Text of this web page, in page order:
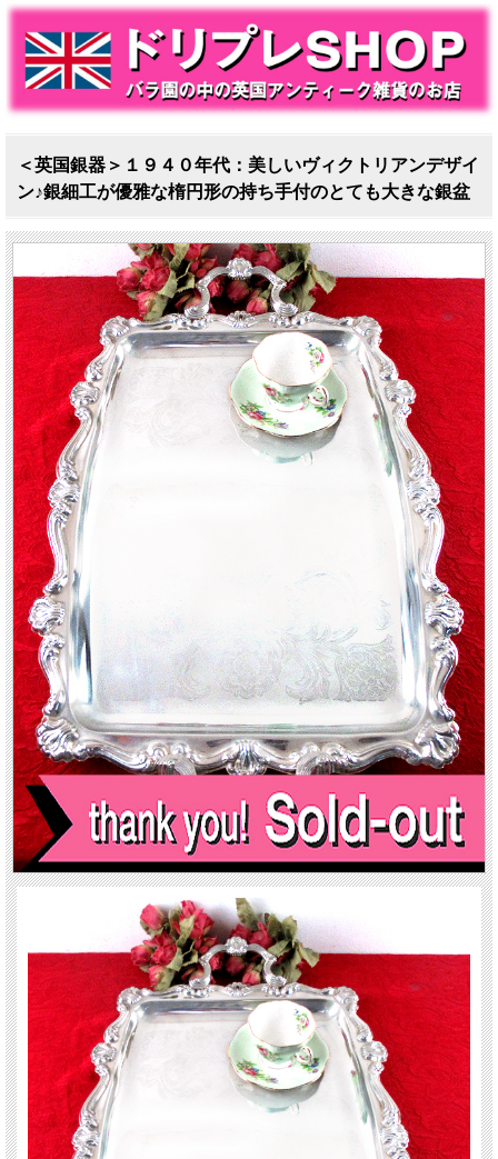
＜英国銀器＞１９４０年代：美しいヴィクトリアンデザイ
ン♪銀細工が優雅な楕円形の持ち手付のとても大きな銀盆